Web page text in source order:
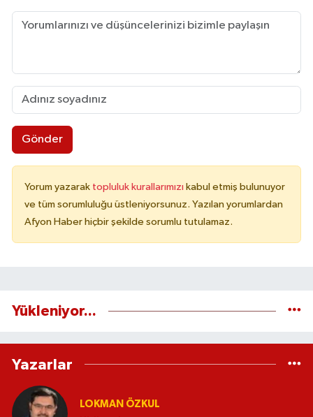
Gönder
Yorum yazarak topluluk kurallarımızı kabul etmiş bulunuyor
ve tüm sorumluluğu üstleniyorsunuz. Yazılan yorumlardan
Afyon Haber hiçbir şekilde sorumlu tutulamaz.
Yükleniyor...
Yazarlar
LOKMAN ÖZKUL